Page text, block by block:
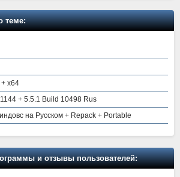
теме:
x64
+ 5.5.1 Build 10498 Rus
на Русском + Repack + Portable
и отзывы пользователей: